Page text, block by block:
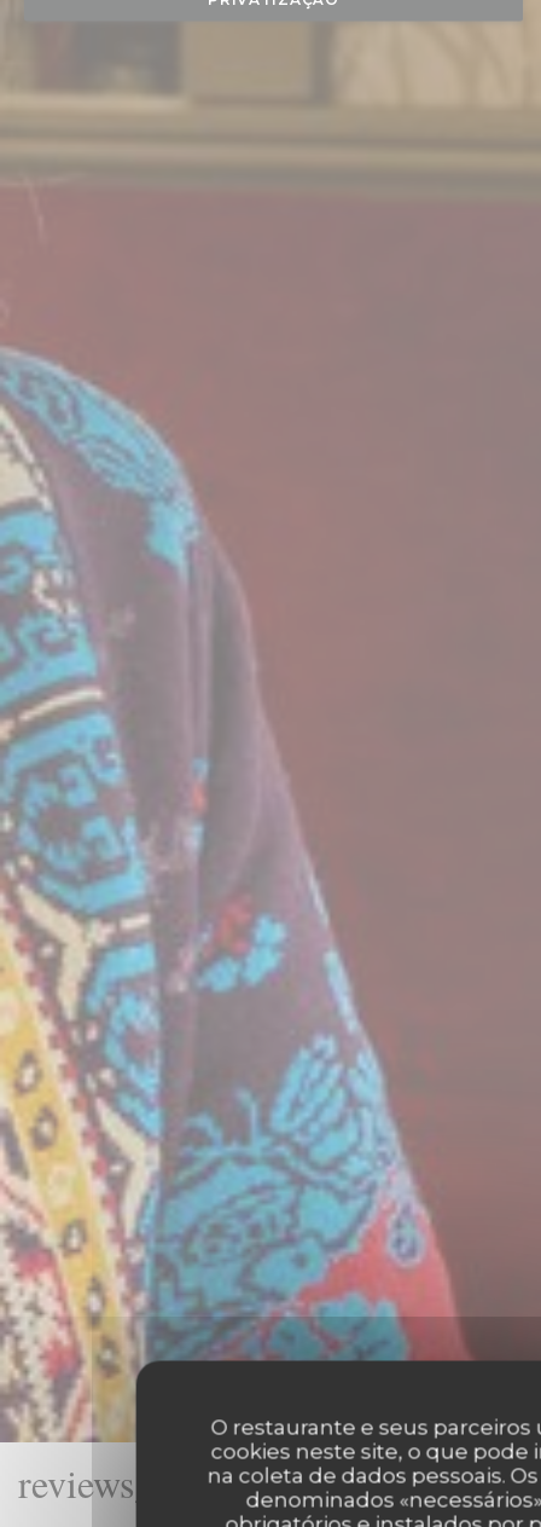
O restaurante e seus parceiros
cookies neste site, o que pode
na coleta de dados pessoais.
denominados